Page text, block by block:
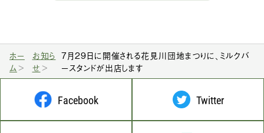
ホー
ム
お知ら
せ
7月29日に開催される花見川団地まつりに、ミルクバ
ースタンドが出店します
Facebook Twitter